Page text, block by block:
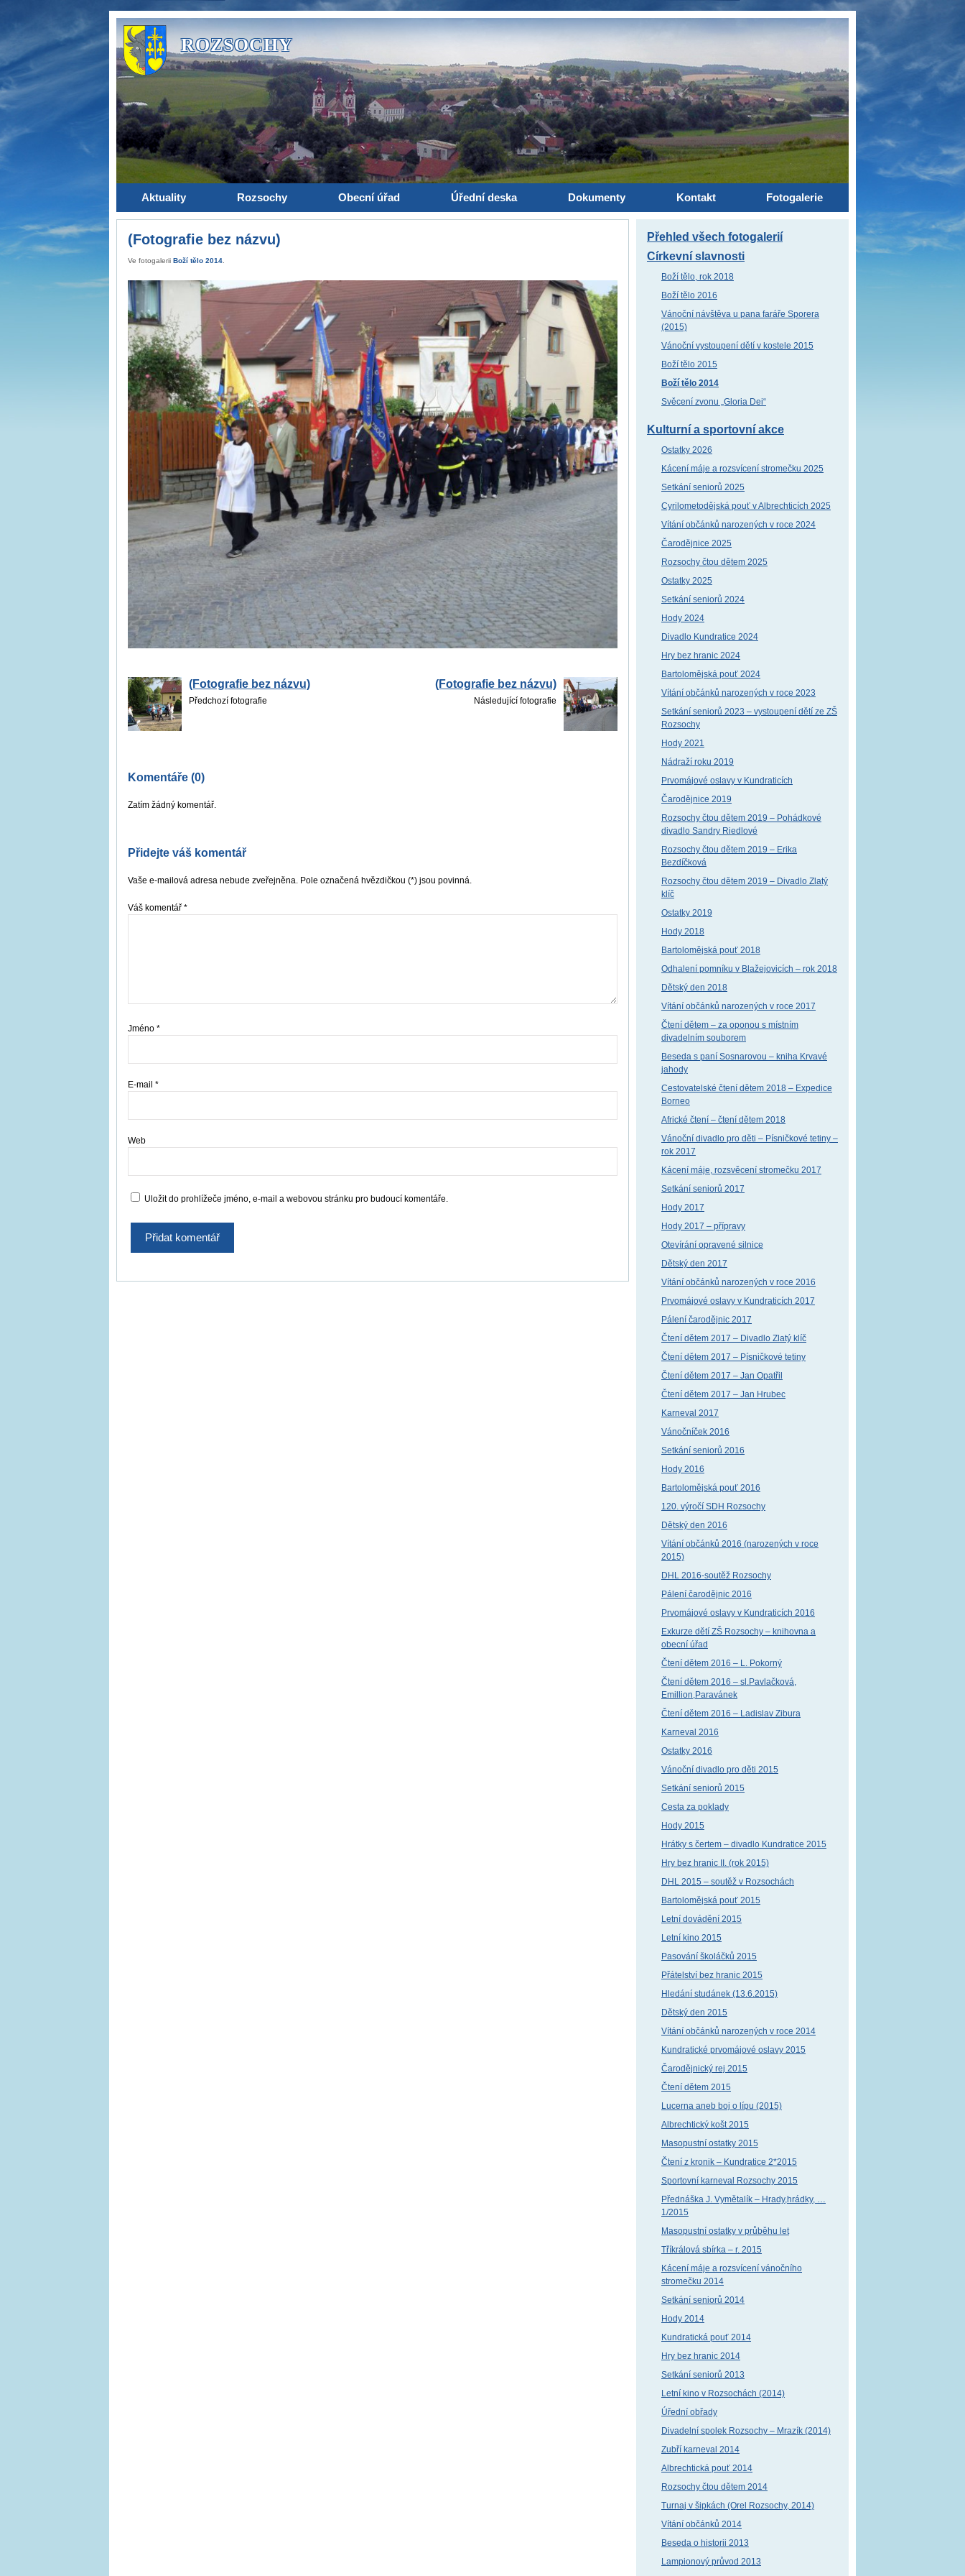
ROZSOCHY
Aktuality Rozsochy Obecní úřad Úřední deska Dokumenty Kontakt Fotogalerie
(Fotografie bez názvu)
Ve fotogalerii Boží tělo 2014
(Fotografie bez názvu)
Předchozí fotografie
(Fotografie bez názvu)
Následující fotografie
Komentáře (0)
Zatím žádný komentář.
Přidejte váš komentář
Vaše e-mailová adresa nebude zveřejněna. Pole označená hvězdičkou (*) jsou povinná.
Váš komentář *
Jméno *
E-mail *
Web
Uložit do prohlížeče jméno, e-mail a webovou stránku pro budoucí komentáře.
Přehled všech fotogalerií
Církevní slavnosti
Boží tělo, rok 2018
Boží tělo 2016
Vánoční návštěva u pana faráře Sporera
(2015)
Vánoční vystoupení dětí v kostele 2015
Boží tělo 2015
Boží tělo 2014
Svěcení zvonu „Gloria Dei“
Kulturní a sportovní akce
Ostatky 2026
Kácení máje a rozsvícení stromečku 2025
Setkání seniorů 2025
Cyrilometodějská pouť v Albrechticích 2025
Vítání občánků narozených v roce 2024
Čarodějnice 2025
Rozsochy čtou dětem 2025
Ostatky 2025
Setkání seniorů 2024
Hody 2024
Divadlo Kundratice 2024
Hry bez hranic 2024
Bartolomějská pouť 2024
Vítání občánků narozených v roce 2023
Setkání seniorů 2023 – vystoupení dětí ze ZŠ
Rozsochy
Hody 2021
Nádraží roku 2019
Prvomájové oslavy v Kundraticích
Čarodějnice 2019
Rozsochy čtou dětem 2019 – Pohádkové
divadlo Sandry Riedlové
Rozsochy čtou dětem 2019 – Erika
Bezdíčková
Rozsochy čtou dětem 2019 – Divadlo Zlatý
klíč
Ostatky 2019
Hody 2018
Bartolomějská pouť 2018
Odhalení pomníku v Blažejovicích – rok 2018
Dětský den 2018
Vítání občánků narozených v roce 2017
Čtení dětem – za oponou s místním
divadelním souborem
Beseda s paní Sosnarovou – kniha Krvavé
jahody
Cestovatelské čtení dětem 2018 – Expedice
Borneo
Africké čtení – čtení dětem 2018
Vánoční divadlo pro děti – Písničkové tetiny –
rok 2017
Kácení máje, rozsvěcení stromečku 2017
Setkání seniorů 2017
Hody 2017
Hody 2017 – přípravy
Otevírání opravené silnice
Dětský den 2017
Vítání občánků narozených v roce 2016
Prvomájové oslavy v Kundraticích 2017
Pálení čarodějnic 2017
Čtení dětem 2017 – Divadlo Zlatý klíč
Čtení dětem 2017 – Písničkové tetiny
Čtení dětem 2017 – Jan Opatřil
Čtení dětem 2017 – Jan Hrubec
Karneval 2017
Vánočníček 2016
Setkání seniorů 2016
Hody 2016
Bartolomějská pouť 2016
120. výročí SDH Rozsochy
Dětský den 2016
Vítání občánků 2016 (narozených v roce
2015)
DHL 2016-soutěž Rozsochy
Pálení čarodějnic 2016
Prvomájové oslavy v Kundraticích 2016
Exkurze dětí ZŠ Rozsochy – knihovna a
obecní úřad
Čtení dětem 2016 – L. Pokorný
Čtení dětem 2016 – sl.Pavlačková,
Emillion,Paravánek
Čtení dětem 2016 – Ladislav Zibura
Karneval 2016
Ostatky 2016
Vánoční divadlo pro děti 2015
Setkání seniorů 2015
Cesta za poklady
Hody 2015
Hrátky s čertem – divadlo Kundratice 2015
Hry bez hranic II. (rok 2015)
DHL 2015 – soutěž v Rozsochách
Bartolomějská pouť 2015
Letní dovádění 2015
Letní kino 2015
Pasování školáčků 2015
Přátelství bez hranic 2015
Hledání studánek (13.6.2015)
Dětský den 2015
Vítání občánků narozených v roce 2014
Kundratické prvomájové oslavy 2015
Čarodějnický rej 2015
Čtení dětem 2015
Lucerna aneb boj o lípu (2015)
Albrechtický košt 2015
Masopustní ostatky 2015
Čtení z kronik – Kundratice 2*2015
Sportovní karneval Rozsochy 2015
Přednáška J. Vymětalík – Hrady,hrádky, …
1/2015
Masopustní ostatky v průběhu let
Tříkrálová sbírka – r. 2015
Kácení máje a rozsvícení vánočního
stromečku 2014
Setkání seniorů 2014
Hody 2014
Kundratická pouť 2014
Hry bez hranic 2014
Setkání seniorů 2013
Letní kino v Rozsochách (2014)
Úřední obřady
Divadelní spolek Rozsochy – Mrazík (2014)
Zubří karneval 2014
Albrechtická pouť 2014
Rozsochy čtou dětem 2014
Turnaj v šipkách (Orel Rozsochy, 2014)
Vítání občánků 2014
Beseda o historii 2013
Lampionový průvod 2013